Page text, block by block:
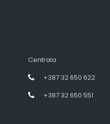
Centrala
+387 32 650 622
+387 32 650 551